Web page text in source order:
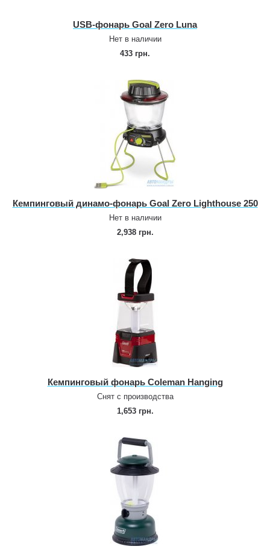
USB‑фонарь Goal Zero Luna
Нет в наличии
433 грн.
Кемпинговый динамо‑фонарь Goal Zero Lighthouse 250
Нет в наличии
2,938 грн.
Кемпинговый фонарь Coleman Hanging
Снят с производства
1,653 грн.